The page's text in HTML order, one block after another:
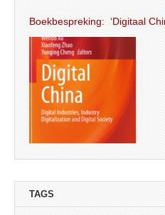
Boekbespreking: ‘Digitaal
TAGS